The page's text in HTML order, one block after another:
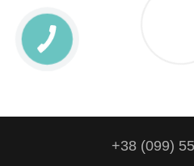
+38 (099)